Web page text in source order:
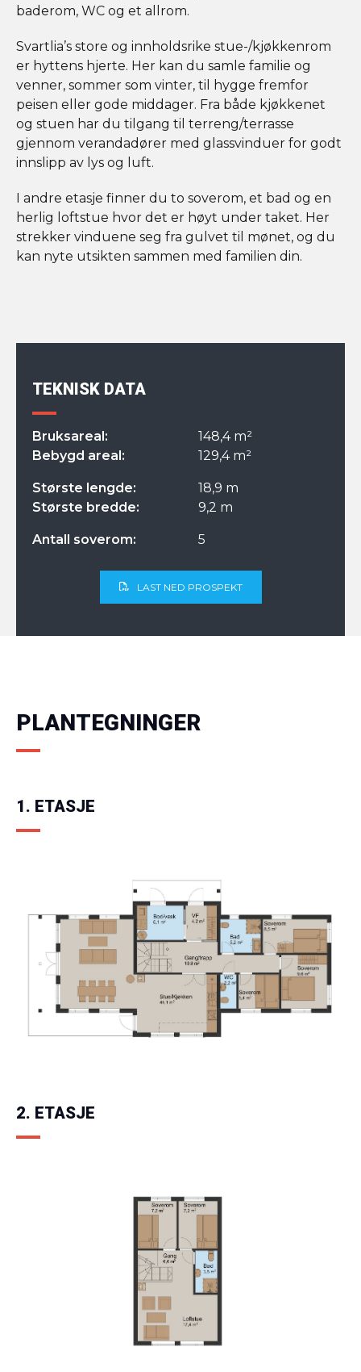
baderom, WC og et allrom.
Svartlia’s store og innholdsrike stue-/kjøkkenrom
er hyttens hjerte. Her kan du samle familie og
venner, sommer som vinter, til hygge fremfor
peisen eller gode middager. Fra både kjøkkenet
og stuen har du tilgang til terreng/terrasse
gjennom verandadører med glassvinduer for godt
innslipp av lys og luft.
I andre etasje finner du to soverom, et bad og en
herlig loftstue hvor det er høyt under taket. Her
strekker vinduene seg fra gulvet til mønet, og du
kan nyte utsikten sammen med familien din.
TEKNISK DATA
Bruksareal:
148,4 m²
Bebygd areal:
129,4 m²
Største lengde:
18,9 m
Største bredde:
9,2 m
Antall soverom: 5
LAST NED PROSPEKT
PLANTEGNINGER
1. ETASJE
2. ETASJE